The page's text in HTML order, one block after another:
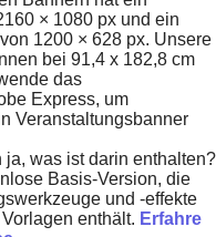
× 1080 px und ein
1200 × 628 px. Unsere
bei 91,4 x 182,8 cm
das
Express, um
Veranstaltungsbanner
ja, was ist darin enthalten?
Basis-Version, die
und -effekte
enthält. Erfahre